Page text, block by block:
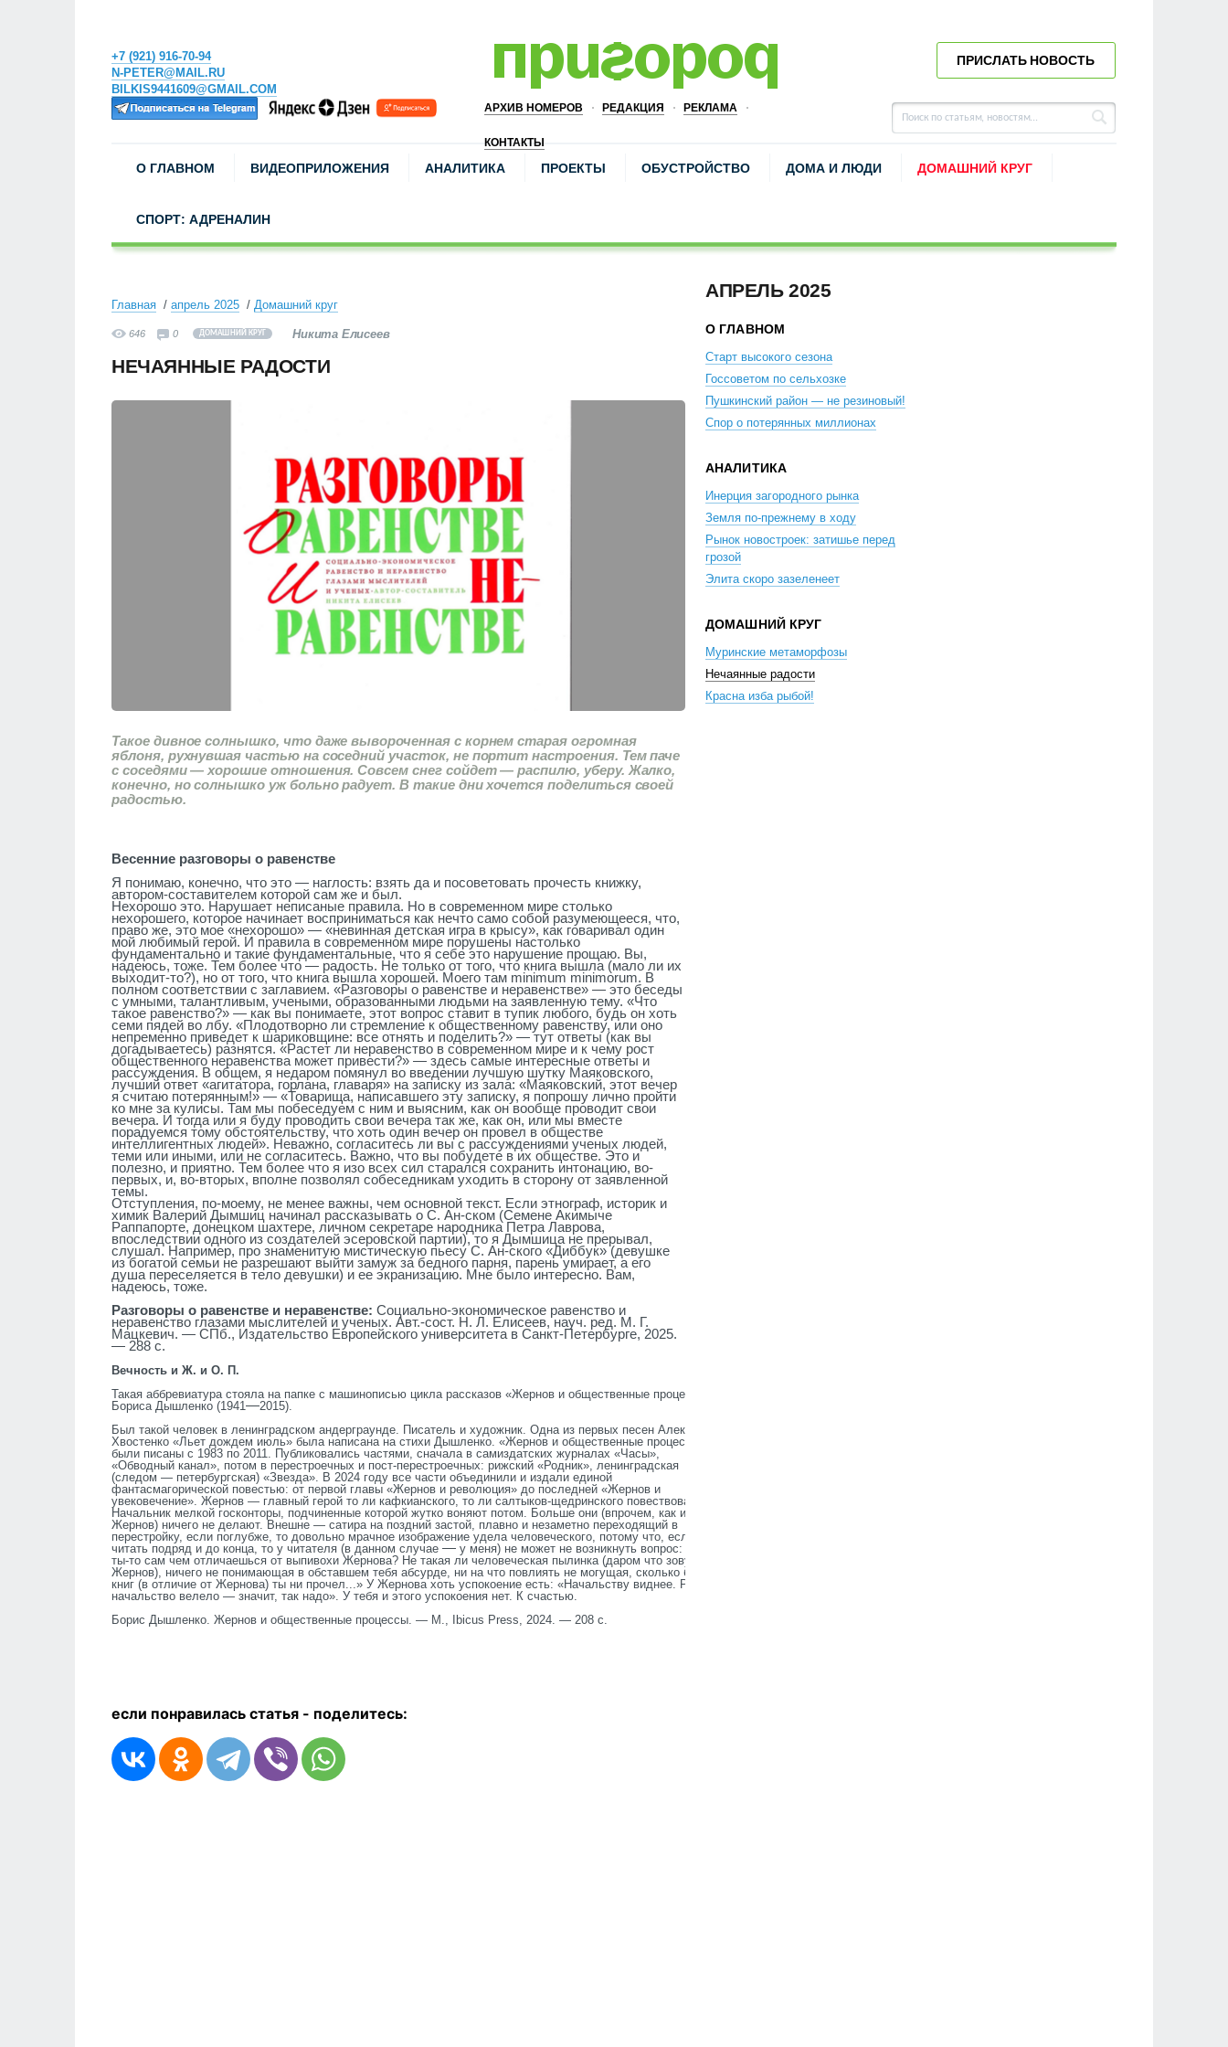
+7 (921) 916-70-94
N-PETER@MAIL.RU
BILKIS9441609@GMAIL.COM
АРХИВ НОМЕРОВ РЕДАКЦИЯ РЕКЛАМА
КОНТАКТЫ
ПРИСЛАТЬ НОВОСТЬ
О ГЛАВНОМ ВИДЕОПРИЛОЖЕНИЯ АНАЛИТИКА ПРОЕКТЫ ОБУСТРОЙСТВО ДОМА И ЛЮДИ ДОМАШНИЙ КРУГ
СПОРТ: АДРЕНАЛИН
Главная апрель 2025 Домашний круг
646 0 ДОМАШНИЙ КРУГ Никита Елисеев
НЕЧАЯННЫЕ РАДОСТИ
Такое дивное солнышко, что даже вывороченная с корнем старая огромная
яблоня, рухнувшая частью на соседний участок, не портит настроения. Тем паче
с соседями — хорошие отношения. Совсем снег сойдет — распилю, уберу. Жалко,
конечно, но солнышко уж больно радует. В такие дни хочется поделиться своей
радостью.
Весенние разговоры о равенстве
Я понимаю, конечно, что это — наглость: взять да и посоветовать прочесть книжку,
автором-составителем которой сам же и был.
Нехорошо это. Нарушает неписаные правила. Но в современном мире столько
нехорошего, которое начинает восприниматься как нечто само собой разумеющееся, что,
право же, это мое «нехорошо» — «невинная детская игра в крысу», как говаривал один
мой любимый герой. И правила в современном мире порушены настолько
фундаментально и такие фундаментальные, что я себе это нарушение прощаю. Вы,
надеюсь, тоже. Тем более что — радость. Не только от того, что книга вышла (мало ли их
выходит-то?), но от того, что книга вышла хорошей. Моего там minimum minimorum. В
полном соответствии с заглавием. «Разговоры о равенстве и неравенстве» — это беседы
с умными, талантливым, учеными, образованными людьми на заявленную тему. «Что
такое равенство?» — как вы понимаете, этот вопрос ставит в тупик любого, будь он хоть
семи пядей во лбу. «Плодотворно ли стремление к общественному равенству, или оно
непременно приведет к шариковщине: все отнять и поделить?» — тут ответы (как вы
догадываетесь) разнятся. «Растет ли неравенство в современном мире и к чему рост
общественного неравенства может привести?» — здесь самые интересные ответы и
рассуждения. В общем, я недаром помянул во введении лучшую шутку Маяковского,
лучший ответ «агитатора, горлана, главаря» на записку из зала: «Маяковский, этот вечер
я считаю потерянным!» — «Товарища, написавшего эту записку, я попрошу лично пройти
ко мне за кулисы. Там мы побеседуем с ним и выясним, как он вообще проводит свои
вечера. И тогда или я буду проводить свои вечера так же, как он, или мы вместе
порадуемся тому обстоятельству, что хоть один вечер он провел в обществе
интеллигентных людей». Неважно, согласитесь ли вы с рассуждениями ученых людей,
теми или иными, или не согласитесь. Важно, что вы побудете в их обществе. Это и
полезно, и приятно. Тем более что я изо всех сил старался сохранить интонацию, во-
первых, и, во-вторых, вполне позволял собеседникам уходить в сторону от заявленной
темы.
Отступления, по-моему, не менее важны, чем основной текст. Если этнограф, историк и
химик Валерий Дымшиц начинал рассказывать о С. Ан-ском (Семене Акимыче
Раппапорте, донецком шахтере, личном секретаре народника Петра Лаврова,
впоследствии одного из создателей эсеровской партии), то я Дымшица не прерывал,
слушал. Например, про знаменитую мистическую пьесу С. Ан-ского «Диббук» (девушке
из богатой семьи не разрешают выйти замуж за бедного парня, парень умирает, а его
душа переселяется в тело девушки) и ее экранизацию. Мне было интересно. Вам,
надеюсь, тоже.
Разговоры о равенстве и неравенстве: Социально-экономическое равенство и
неравенство глазами мыслителей и ученых. Авт.-сост. Н. Л. Елисеев, науч. ред. М. Г.
Мацкевич. — СПб., Издательство Европейского университета в Санкт-Петербурге, 2025.
— 288 с.
Вечность и Ж. и О. П.
Такая аббревиатура стояла на папке с машинописью цикла рассказов «Жернов и общественные процессы»
Бориса Дышленко (1941—2015).
Был такой человек в ленинградском андерграунде. Писатель и художник. Одна из первых песен Алексея
Хвостенко «Льет дождем июль» была написана на стихи Дышленко. «Жернов и общественные процессы»
были писаны с 1983 по 2011. Публиковались частями, сначала в самиздатских журналах «Часы»,
«Обводный канал», потом в перестроечных и пост-перестроечных: рижский «Родник», ленинградская
(следом — петербургская) «Звезда». В 2024 году все части объединили и издали единой
фантасмагорической повестью: от первой главы «Жернов и революция» до последней «Жернов и
увековечение». Жернов — главный герой то ли кафкианского, то ли салтыков-щедринского повествования.
Начальник мелкой госконторы, подчиненные которой жутко воняют потом. Больше они (впрочем, как и сам
Жернов) ничего не делают. Внешне — сатира на поздний застой, плавно и незаметно переходящий в
перестройку, если поглубже, то довольно мрачное изображение удела человеческого, потому что, если
читать подряд и до конца, то у читателя (в данном случае — у меня) не может не возникнуть вопрос: «А
ты-то сам чем отличаешься от выпивохи Жернова? Не такая ли человеческая пылинка (даром что зовут
Жернов), ничего не понимающая в обставшем тебя абсурде, ни на что повлиять не могущая, сколько бы ты
книг (в отличие от Жернова) ты ни прочел...» У Жернова хоть успокоение есть: «Начальству виднее. Раз
начальство велело — значит, так надо». У тебя и этого успокоения нет. К счастью.
Борис Дышленко. Жернов и общественные процессы. — М., Ibicus Press, 2024. — 208 c.
если понравилась статья - поделитесь:
АПРЕЛЬ 2025
О ГЛАВНОМ
Старт высокого сезона
Госсоветом по сельхозке
Пушкинский район — не резиновый!
Спор о потерянных миллионах
АНАЛИТИКА
Инерция загородного рынка
Земля по-прежнему в ходу
Рынок новостроек: затишье перед
грозой
Элита скоро зазеленеет
ДОМАШНИЙ КРУГ
Муринские метаморфозы
Нечаянные радости
Красна изба рыбой!